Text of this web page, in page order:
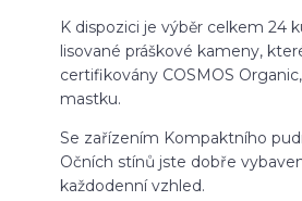
K dispozici je výběr celkem 24
lisované práškové kameny,
certifikovány COSMOS
mastku.
Se zařízením Kompaktního
Očních stínů jste dobře
každodenní vzhled.